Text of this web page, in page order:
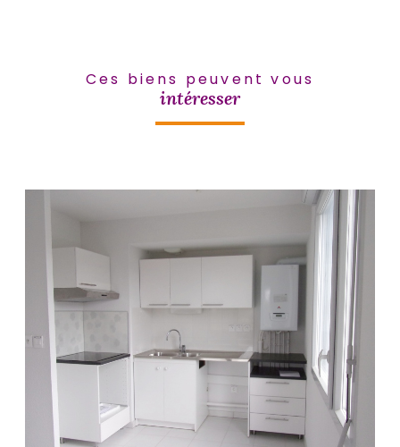
Ces biens peuvent vous
intéresser
voir le bien